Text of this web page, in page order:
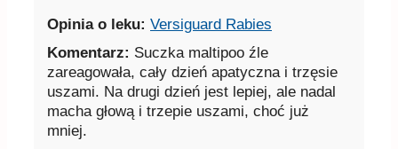
Opinia o leku: Versiguard Rabies
Komentarz: Suczka maltipoo źle
zareagowała, cały dzień apatyczna i trzęsie
uszami. Na drugi dzień jest lepiej, ale nadal
macha głową i trzepie uszami, choć już
mniej.